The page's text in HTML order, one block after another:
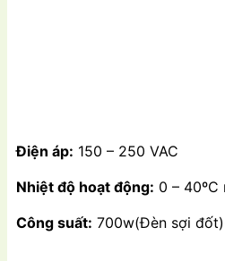
Điện áp: 150 – 250 VAC
Nhiệt độ hoạt động: 0 – 40ºC
Công suất: 700w(Đèn sợi